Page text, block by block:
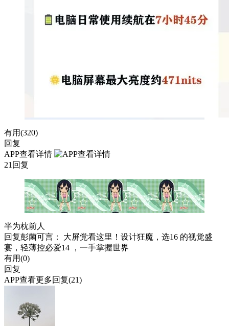
有用(320)
回复
APP查看详情
21回复
半为枕前人
回复彭菌可言 ： 大屏党看这里！设计狂魔，选16 的视觉盛
宴，轻薄控必爱14 ，一手掌握世界
有用(0)
回复
APP查看更多回复(21)